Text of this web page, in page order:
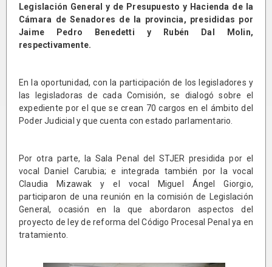
Legislación General y de Presupuesto y Hacienda de la
Cámara de Senadores de la provincia, presididas por
Jaime Pedro Benedetti y Rubén Dal Molin,
respectivamente.
En la oportunidad, con la participación de los legisladores y
las legisladoras de cada Comisión, se dialogó sobre el
expediente por el que se crean 70 cargos en el ámbito del
Poder Judicial y que cuenta con estado parlamentario.
Por otra parte, la Sala Penal del STJER presidida por el
vocal Daniel Carubia; e integrada también por la vocal
Claudia Mizawak y el vocal Miguel Ángel Giorgio,
participaron de una reunión en la comisión de Legislación
General, ocasión en la que abordaron aspectos del
proyecto de ley de reforma del Código Procesal Penal ya en
tratamiento.